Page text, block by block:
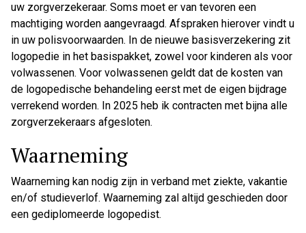
uw zorgverzekeraar. Soms moet er van tevoren een
machtiging worden aangevraagd. Afspraken hierover vindt u
in uw polisvoorwaarden. In de nieuwe basisverzekering zit
logopedie in het basispakket, zowel voor kinderen als voor
volwassenen. Voor volwassenen geldt dat de kosten van
de logopedische behandeling eerst met de eigen bijdrage
verrekend worden. In 2025 heb ik contracten met bijna alle
zorgverzekeraars afgesloten.
Waarneming
Waarneming kan nodig zijn in verband met ziekte, vakantie
en/of studieverlof. Waarneming zal altijd geschieden door
een gediplomeerde logopedist.